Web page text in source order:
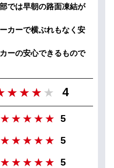
では早朝の路面凍結が
カーで横ぶれもなく安
ーの安心できるもので
4
5
5
5